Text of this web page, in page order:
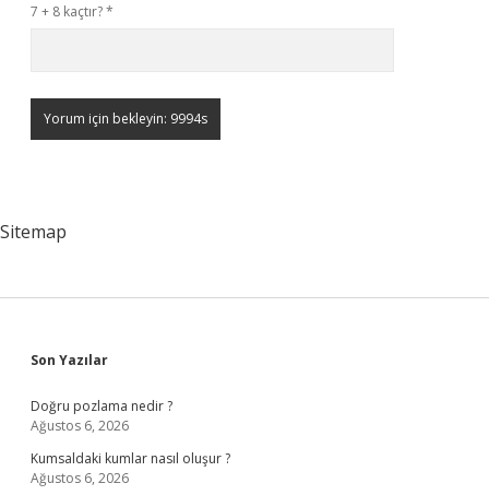
7 + 8 kaçtır?*
Sitemap
Sidebar
Son Yazılar
Doğru pozlama nedir ?
Ağustos 6, 2026
Kumsaldaki kumlar nasıl oluşur ?
Ağustos 6, 2026